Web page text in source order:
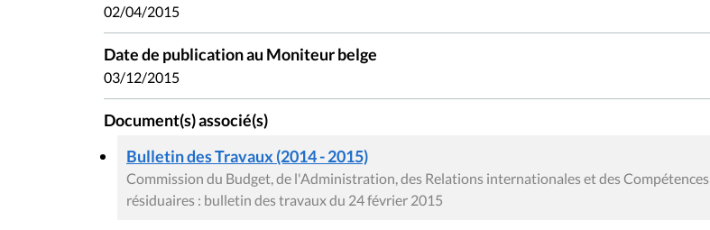
02/04/2015
Date de publication au Moniteur belge
03/12/2015
Document(s) associé(s)
Bulletin des Travaux (2014 - 2015)
Commission du Budget, de l'Administration, des Relations internationales et des Compétences
résiduaires : bulletin des travaux du 24 février 2015